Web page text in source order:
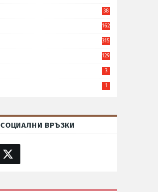
38
162
315
129
3
1
СОЦИАЛНИ ВРЪЗКИ